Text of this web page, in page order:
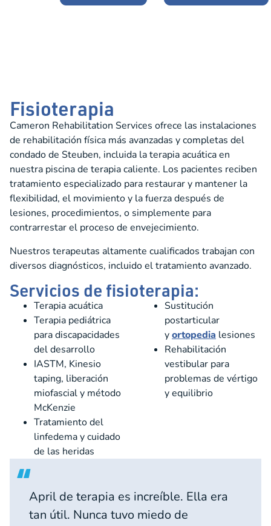
Fisioterapia
Cameron Rehabilitation Services ofrece las instalaciones
de rehabilitación física más avanzadas y completas del
condado de Steuben, incluida la terapia acuática en
nuestra piscina de terapia caliente. Los pacientes reciben
tratamiento especializado para restaurar y mantener la
flexibilidad, el movimiento y la fuerza después de
lesiones, procedimientos, o simplemente para
contrarrestar el proceso de envejecimiento.
Nuestros terapeutas altamente cualificados trabajan con
diversos diagnósticos, incluido el tratamiento avanzado.
Servicios de fisioterapia:
Terapia acuática
Terapia pediátrica
para discapacidades
del desarrollo
IASTM, Kinesio
taping, liberación
miofascial y método
McKenzie
Tratamiento del
linfedema y cuidado
de las heridas
Sustitución
postarticular
yortopedia lesiones
Rehabilitación
vestibular para
problemas de vértigo
y equilibrio
April de terapia es increíble. Ella era
tan útil. Nunca tuvo miedo de